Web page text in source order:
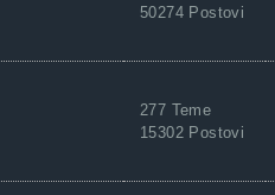
50274 Postovi
277 Teme
15302 Postovi